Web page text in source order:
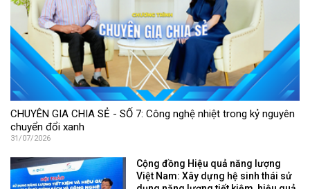
CHUYÊN GIA CHIA SẺ - SỐ 7: Công nghệ nhiệt trong kỷ nguyên
chuyển đổi xanh
31/07/2026
Cộng đồng Hiệu quả năng lượng
Việt Nam: Xây dựng hệ sinh thái sử